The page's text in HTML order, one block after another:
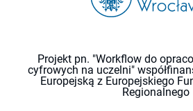
Projekt pn. "Workflow do
cyfrowych na uczelni"
Europejską z Europejskiego
Regionalnego